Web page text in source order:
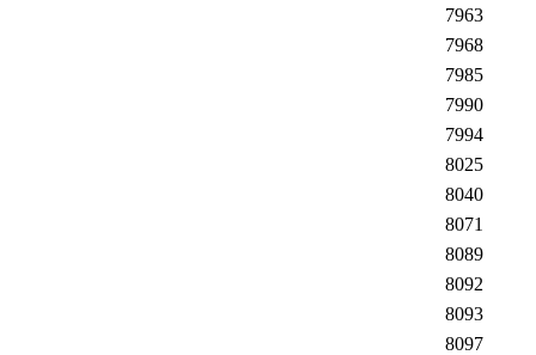
7963
7968
7985
7990
7994
8025
8040
8071
8089
8092
8093
8097